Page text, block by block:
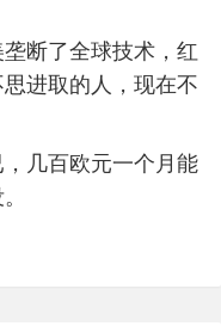
断了全球技术，红
进取的人，现在不
几百欧元一个月能